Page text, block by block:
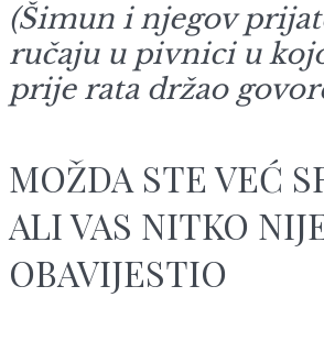
(Šimun i njegov
ručaju u pivnici u
prije rata držao
MOŽDA STE VEĆ
ALI VAS NITKO
OBAVIJESTIO